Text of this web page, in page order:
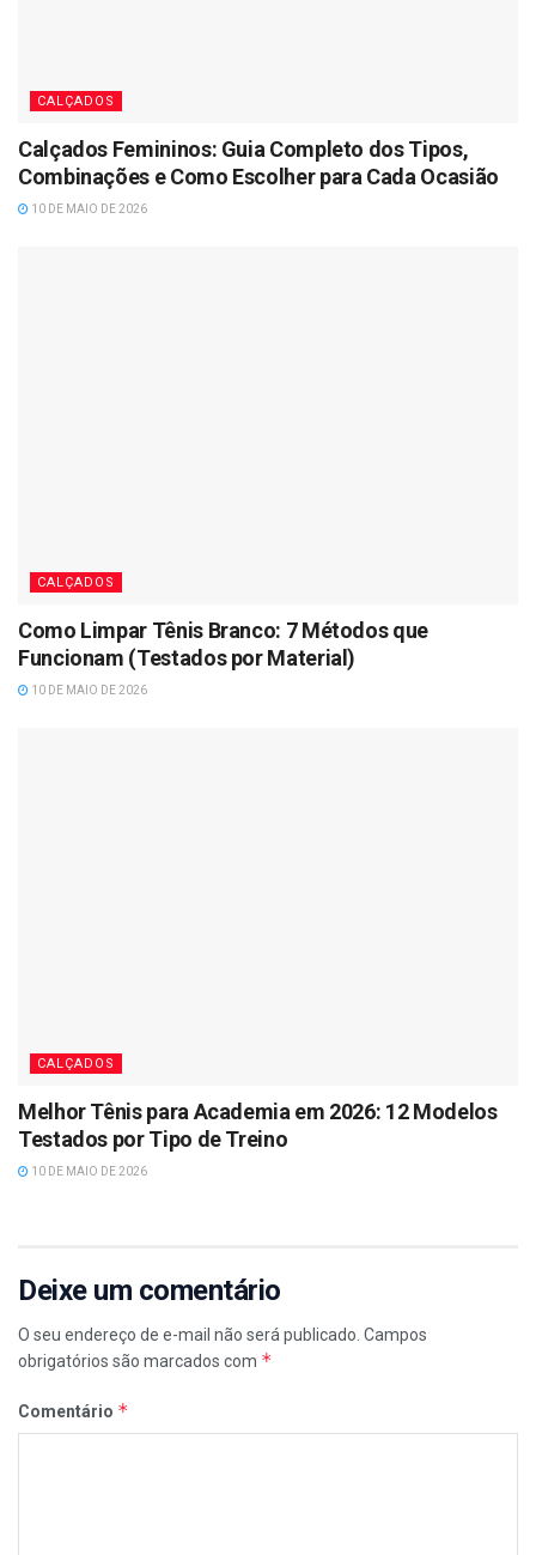
CALÇADOS
Calçados Femininos: Guia Completo dos Tipos,
Combinações e Como Escolher para Cada Ocasião
10 DE MAIO DE 2026
CALÇADOS
Como Limpar Tênis Branco: 7 Métodos que
Funcionam (Testados por Material)
10 DE MAIO DE 2026
CALÇADOS
Melhor Tênis para Academia em 2026: 12 Modelos
Testados por Tipo de Treino
10 DE MAIO DE 2026
Deixe um comentário
O seu endereço de e-mail não será publicado. Campos
obrigatórios são marcados com *
Comentário *